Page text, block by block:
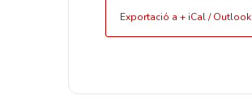
Exportació a + iCal / Outlook